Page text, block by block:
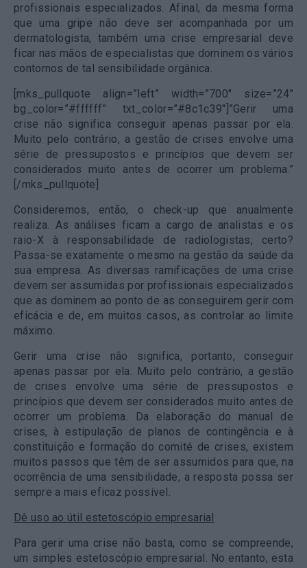
profissionais especializados. Afinal, da mesma forma
que uma gripe não deve ser acompanhada por um
dermatologista, também uma crise empresarial deve
ficar nas mãos de especialistas que dominem os vários
contornos de tal sensibilidade orgânica.
[mks_pullquote align=”left” width=”700″ size=”24″
bg_color=”#ffffff” txt_color=”#8c1c39″]”Gerir uma
crise não significa conseguir apenas passar por ela.
Muito pelo contrário, a gestão de crises envolve uma
série de pressupostos e princípios que devem ser
considerados muito antes de ocorrer um problema.”
[/mks_pullquote]
Consideremos, então, o check-up que anualmente
realiza. As análises ficam a cargo de analistas e os
raio-X à responsabilidade de radiologistas, certo?
Passa-se exatamente o mesmo na gestão da saúde da
sua empresa. As diversas ramificações de uma crise
devem ser assumidas por profissionais especializados
que as dominem ao ponto de as conseguirem gerir com
eficácia e de, em muitos casos, as controlar ao limite
máximo.
Gerir uma crise não significa, portanto, conseguir
apenas passar por ela. Muito pelo contrário, a gestão
de crises envolve uma série de pressupostos e
princípios que devem ser considerados muito antes de
ocorrer um problema. Da elaboração do manual de
crises, à estipulação de planos de contingência e à
constituição e formação do comité de crises, existem
muitos passos que têm de ser assumidos para que, na
ocorrência de uma sensibilidade, a resposta possa ser
sempre a mais eficaz possível.
Dê uso ao útil estetoscópio empresarial
Para gerir uma crise não basta, como se compreende,
um simples estetoscópio empresarial. No entanto, esta